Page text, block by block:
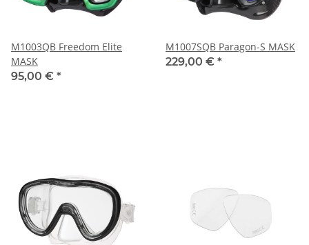
M1003QB Freedom Elite
MASK
95,00 € *
M1007SQB Paragon-S MASK
229,00 € *